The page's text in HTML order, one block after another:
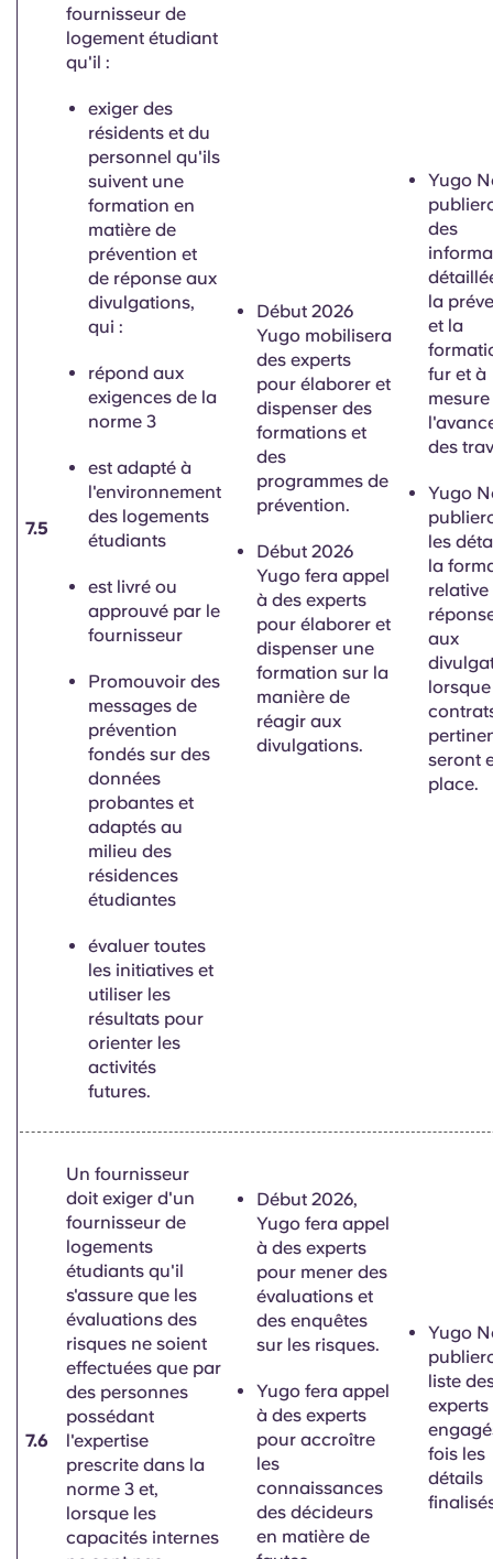
7.5
fournisseur de
logement étudiant
qu'il :
exiger des
résidents et du
personnel qu'ils
suivent une
formation en
matière de
prévention et
de réponse aux
divulgations,
qui :
répond aux
exigences de la
norme 3
est adapté à
l'environnement
des logements
étudiants
est livré ou
approuvé par le
fournisseur
Promouvoir des
messages de
prévention
fondés sur des
données
probantes et
adaptés au
milieu des
résidences
étudiantes
évaluer toutes
les initiatives et
utiliser les
résultats pour
orienter les
activités
futures.
Début 2026
Yugo mobilisera
des experts
pour élaborer et
dispenser des
formations et
des
programmes de
prévention.
Début 2026
Yugo fera appel
à des experts
pour élaborer et
dispenser une
formation sur la
manière de
réagir aux
divulgations.
Yugo
des
la
et la
fur et à
des
Yugo
les
la
relative
aux
seront
place.
7.6
Un fournisseur
doit exiger d'un
fournisseur de
logements
étudiants qu'il
s'assure que les
évaluations des
risques ne soient
effectuées que par
des personnes
possédant
l'expertise
prescrite dans la
norme 3 et,
lorsque les
capacités internes
Début 2026,
Yugo fera appel
à des experts
pour mener des
évaluations et
des enquêtes
sur les risques.
Yugo fera appel
à des experts
pour accroître
les
connaissances
des décideurs
en matière de
Yugo
liste
experts
fois les
détails